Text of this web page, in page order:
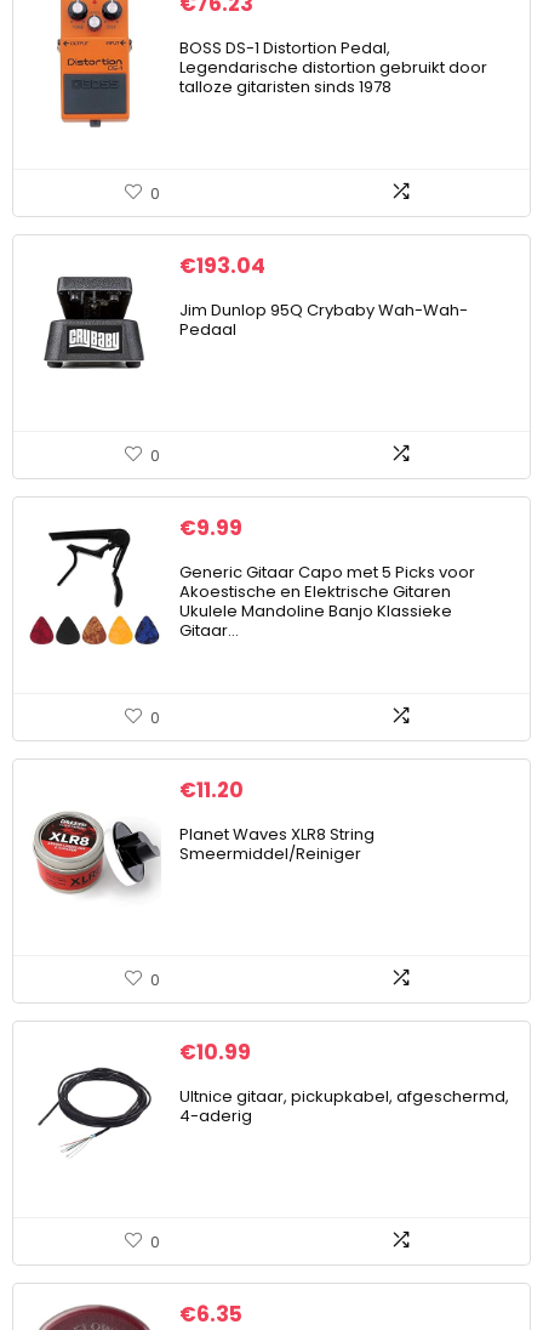
BOSS DS-1 Distortion Pedal,
Legendarische distortion gebruikt door
talloze gitaristen sinds 1978
0
€193.04
Jim Dunlop 95Q Crybaby Wah-Wah-
Pedaal
0
€9.99
Generic Gitaar Capo met 5 Picks voor
Akoestische en Elektrische Gitaren
Ukulele Mandoline Banjo Klassieke
Gitaar…
0
€11.20
Planet Waves XLR8 String
Smeermiddel/Reiniger
0
€10.99
Ultnice gitaar, pickupkabel, afgeschermd,
4-aderig
0
€6.35